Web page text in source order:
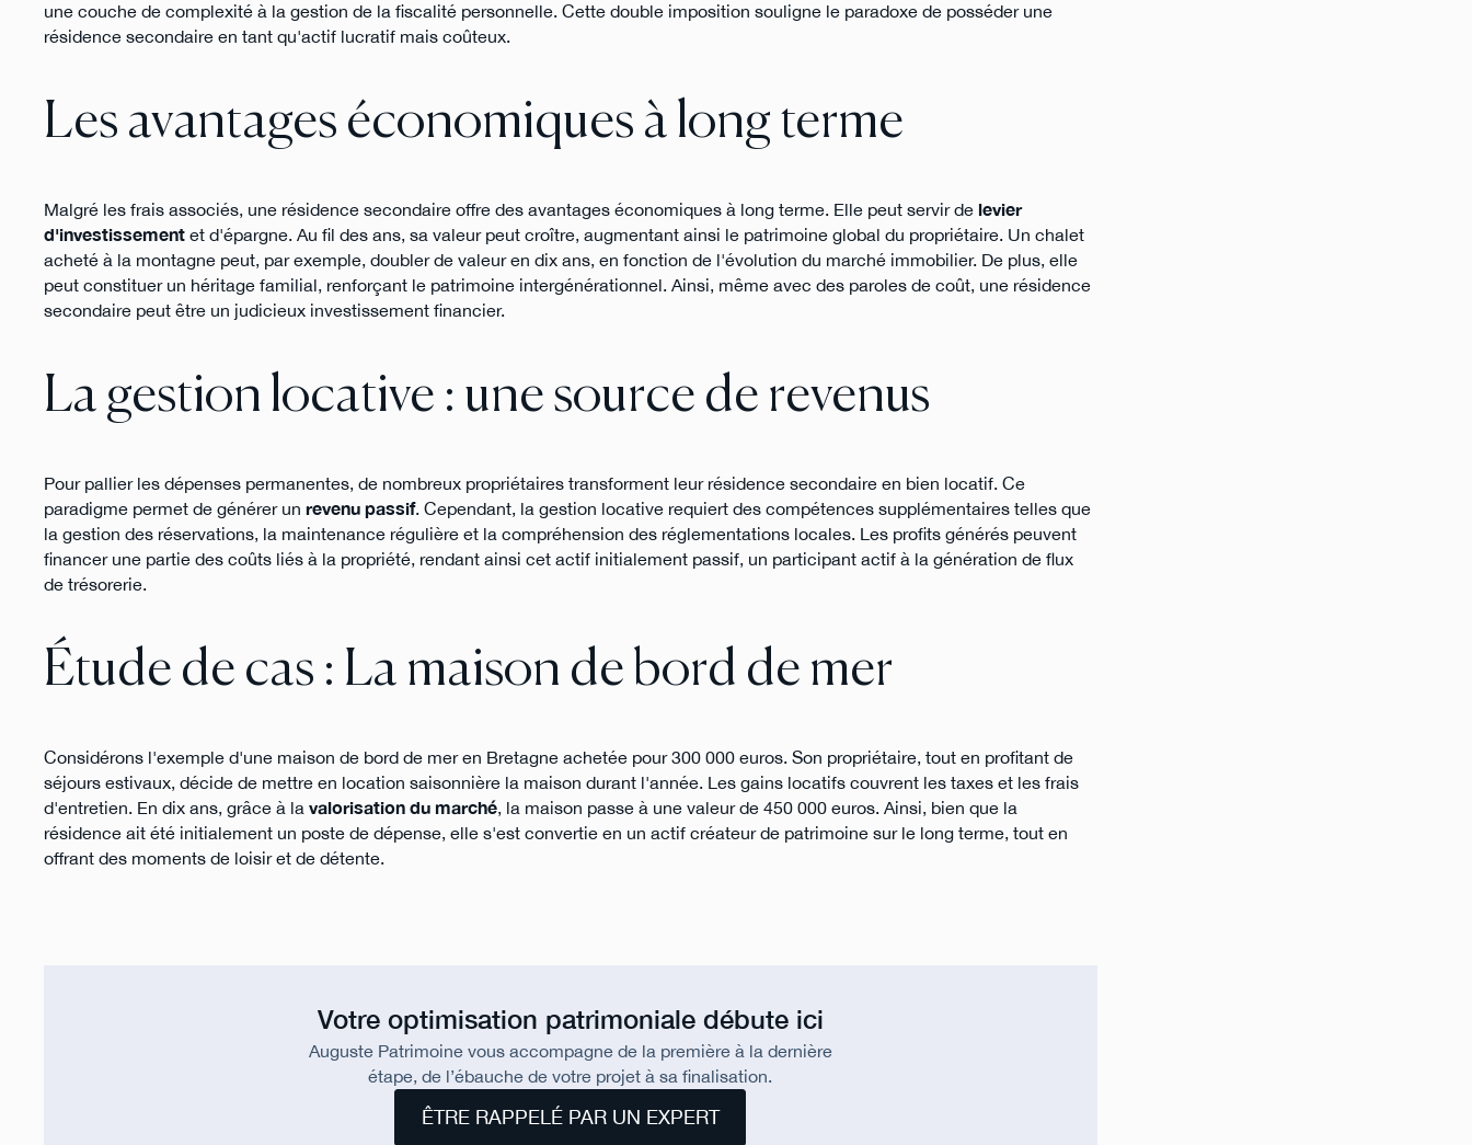
une couche de complexité à la gestion de la fiscalité personnelle. Cette double imposition souligne le paradoxe de posséder une
résidence secondaire en tant qu'actif lucratif mais coûteux.
Les avantages économiques à long terme
Malgré les frais associés, une résidence secondaire offre des avantages économiques à long terme. Elle peut servir de levier
d'investissementet d'épargne. Au fil des ans, sa valeur peut croître, augmentant ainsi le patrimoine global du propriétaire. Un chalet
acheté à la montagne peut, par exemple, doubler de valeur en dix ans, en fonction de l'évolution du marché immobilier. De plus, elle
peut constituer un héritage familial, renforçant le patrimoine intergénérationnel. Ainsi, même avec des paroles de coût, une résidence
secondaire peut être un judicieux investissement financier.
La gestion locative : une source de revenus
Pour pallier les dépenses permanentes, de nombreux propriétaires transforment leur résidence secondaire en bien locatif. Ce
paradigme permet de générer un revenu passif. Cependant, la gestion locative requiert des compétences supplémentaires telles que
la gestion des réservations, la maintenance régulière et la compréhension des réglementations locales. Les profits générés peuvent
financer une partie des coûts liés à la propriété, rendant ainsi cet actif initialement passif, un participant actif à la génération de flux
de trésorerie.
Étude de cas : La maison de bord de mer
Considérons l'exemple d'une maison de bord de mer en Bretagne achetée pour 300 000 euros. Son propriétaire, tout en profitant de
séjours estivaux, décide de mettre en location saisonnière la maison durant l'année. Les gains locatifs couvrent les taxes et les frais
d'entretien. En dix ans, grâce à la valorisation du marché, la maison passe à une valeur de 450 000 euros. Ainsi, bien que la
résidence ait été initialement un poste de dépense, elle s'est convertie en un actif créateur de patrimoine sur le long terme, tout en
offrant des moments de loisir et de détente.
Votre optimisation patrimoniale débute ici
Auguste Patrimoine vous accompagne de la première à la dernière
étape, de l’ébauche de votre projet à sa finalisation.
ÊTRE RAPPELÉ PAR UN EXPERT